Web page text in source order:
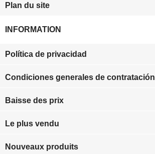
Plan du site
INFORMATION
Política de privacidad
Condiciones generales de contratación
Baisse des prix
Le plus vendu
Nouveaux produits